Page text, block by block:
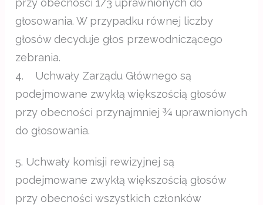
przy obecności 1/3 uprawnionych do
głosowania. W przypadku równej liczby
głosów decyduje głos przewodniczącego
zebrania.
4. Uchwały Zarządu Głównego są
podejmowane zwykłą większością głosów
przy obecności przynajmniej ¾ uprawnionych
do głosowania.
5. Uchwały komisji rewizyjnej są
podejmowane zwykłą większością głosów
przy obecności wszystkich członków